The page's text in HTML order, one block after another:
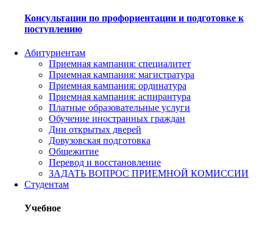
Консультации по профориентации и подготовке к
поступлению
Абитуриентам
Приемная кампания: специалитет
Приемная кампания: магистратура
Приемная кампания: ординатура
Приемная кампания: аспирантура
Платные образовательные услуги
Обучение иностранных граждан
Дни открытых дверей
Довузовская подготовка
Общежитие
Перевод и восстановление
ЗАДАТЬ ВОПРОС ПРИЕМНОЙ КОМИССИИ
Студентам
Учебное